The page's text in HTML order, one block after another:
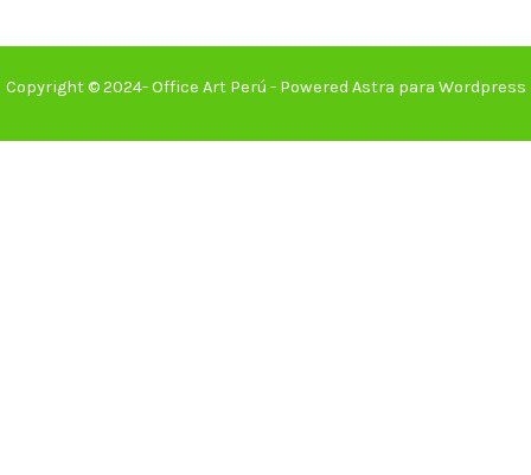
Copyright © 2024- Office Art Perú - Powered Astra para Wordpress